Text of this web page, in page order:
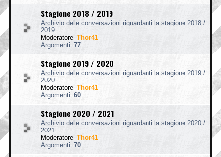
Stagione 2018 / 2019
Archivio delle conversazioni riguardanti la stagione 2018 /
2019.
Moderatore: Thor41
Argomenti: 77
Stagione 2019 / 2020
Archivio delle conversazioni riguardanti la stagione 2019 /
2020.
Moderatore: Thor41
Argomenti: 60
Stagione 2020 / 2021
Archivio delle conversazioni riguardanti la stagione 2020 /
2021.
Moderatore: Thor41
Argomenti: 70